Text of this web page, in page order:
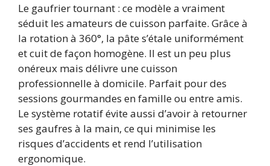
Le gaufrier tournant : ce modèle a vraiment
séduit les amateurs de cuisson parfaite. Grâce à
la rotation à 360°, la pâte s’étale uniformément
et cuit de façon homogène. Il est un peu plus
onéreux mais délivre une cuisson
professionnelle à domicile. Parfait pour des
sessions gourmandes en famille ou entre amis.
Le système rotatif évite aussi d’avoir à retourner
ses gaufres à la main, ce qui minimise les
risques d’accidents et rend l’utilisation
ergonomique.